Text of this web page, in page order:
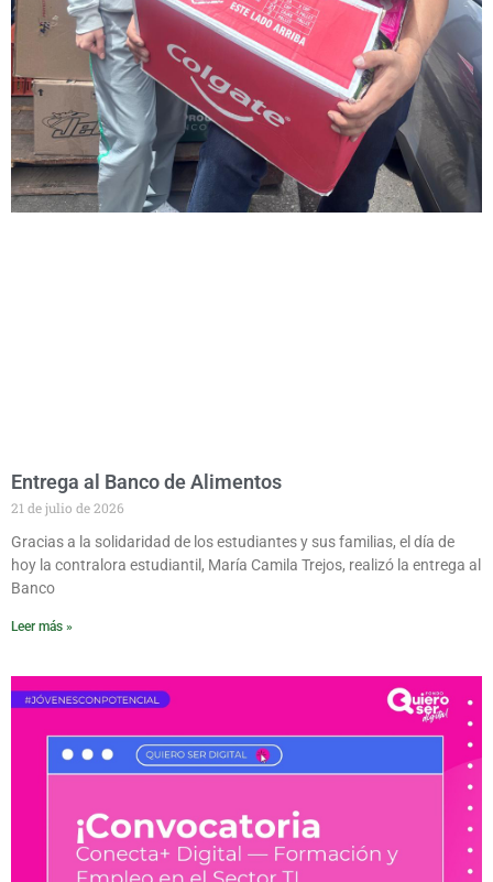
Entrega al Banco de Alimentos
21 de julio de 2026
Gracias a la solidaridad de los estudiantes y sus familias, el día de
hoy la contralora estudiantil, María Camila Trejos, realizó la entrega al
Banco
Leer más »